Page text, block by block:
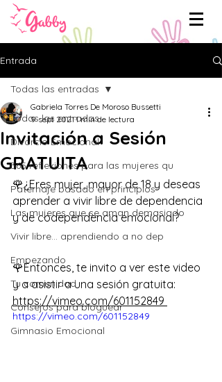
Entrada
Todas las entradas
Divorcio Emocional
365 reflexiones para las mujeres qu
Paternaje basado en principios
Las mujeres que se aman demasiado
Vivir libre... aprendiendo a no dep
Empezando
Tu comunidad
Consejos para bloguear
Gimnasio Emocional
Todas las entradas
Invitación a Sesión
GRATUITA
Gabriela Torres De Moroso Bussetti
9 sept 20211 min de lectura
🌹¿Eres mujer, mayor de 18 y deseas
aprender a vivir libre de dependencia
y de codependencia emocional?
🌹Entonces, te invito a ver este video
y a asistir a una sesión gratuita:
https://vimeo.com/601152849
https://vimeo.com/601152849